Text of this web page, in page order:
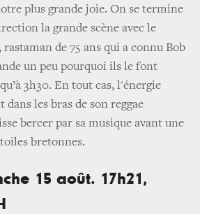
plus grande joie. On se termine
la grande scène avec le
, rastaman de 75 ans qui a connu Bob
un peu pourquoi ils le font
3h30. En tout cas, l'énergie
les bras de son reggae
bercer par sa musique avant une
bretonnes.
15 août. 17h21,